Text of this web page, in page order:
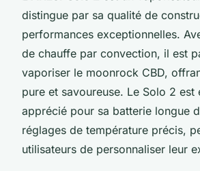
distingue par sa qualité de
performances exceptionnelles.
de chauffe par convection, il est
vaporiser le moonrock CBD,
pure et savoureuse. Le Solo 2 est
apprécié pour sa batterie longue
réglages de température précis,
utilisateurs de personnaliser leur